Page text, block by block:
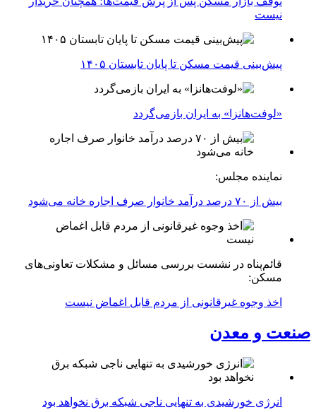
نیست
پیش‌بینی قیمت مسکن تا پایان تابستان ۱۴۰۵
«لوفت‌هانزا» به ایران بازمی‌گردد
نماینده مجلس:
بیش از ۷۰ درصد درآمد خانوار صرف اجاره خانه می‌شود
قائم‌پناه در نشست بررسی مسائل و مشکلات تعاونی‌های
مسکن:
اخذ وجوه غیرقانونی از مردم قابل اغماض نیست
صنعت و معدن
انرژی خورشیدی به تنهایی ناجی شبکه برق نخواهد بود